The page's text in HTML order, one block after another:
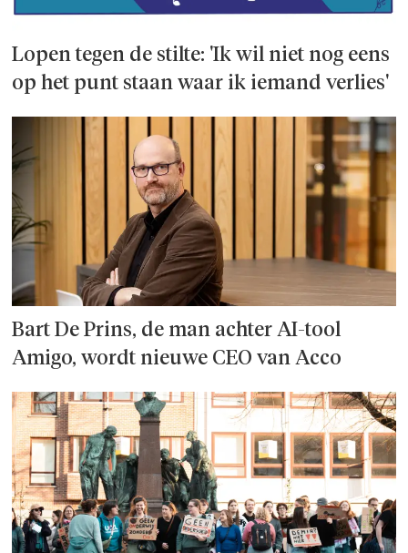
Lopen tegen de stilte: 'Ik wil niet nog eens
op het punt staan waar ik iemand verlies'
Bart De Prins, de man achter AI-tool
Amigo, wordt nieuwe CEO van Acco